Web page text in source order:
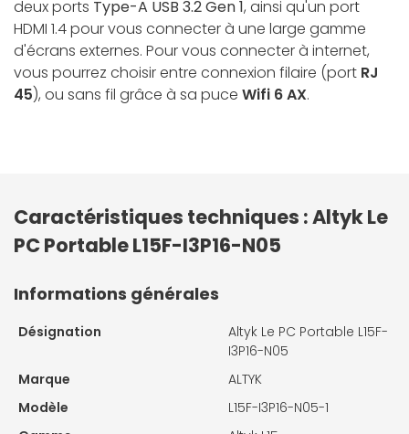
deux ports Type-A USB 3.2 Gen 1, ainsi qu'un port
HDMI 1.4 pour vous connecter à une large gamme
d'écrans externes. Pour vous connecter à internet,
vous pourrez choisir entre connexion filaire (port RJ
45), ou sans fil grâce à sa puce Wifi 6 AX.
Caractéristiques techniques : Altyk Le
PC Portable L15F-I3P16-N05
Informations générales
Désignation
Altyk Le PC Portable L15F-
I3P16-N05
Marque
ALTYK
Modèle
L15F-I3P16-N05-1